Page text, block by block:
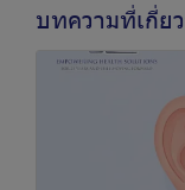
บทความที่เกี่ย